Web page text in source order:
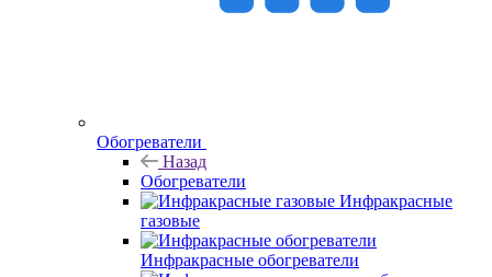
Обогреватели
Назад
Обогреватели
Инфракрасные
газовые
Инфракрасные обогреватели